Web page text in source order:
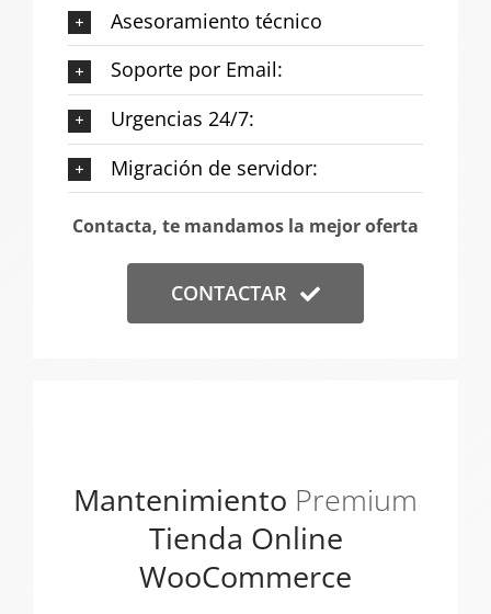
Asesoramiento técnico
Soporte por Email:
Urgencias 24/7:
Migración de servidor:
Contacta, te mandamos la mejor oferta
CONTACTAR
Mantenimiento Premium
Tienda Online
WooCommerce